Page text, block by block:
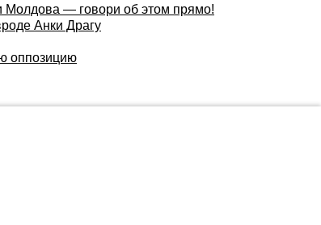
Молдова — говори об этом прямо!
Анки Драгу
оппозицию